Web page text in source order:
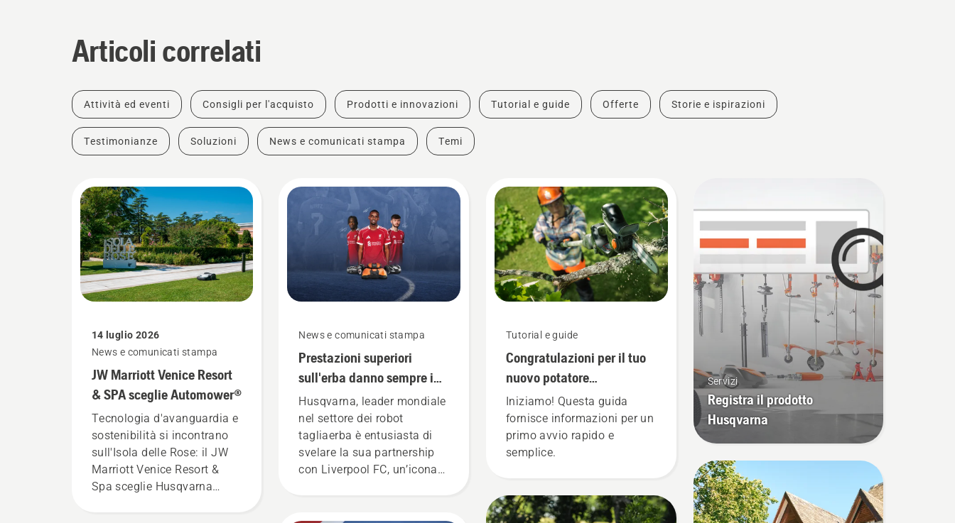
Articoli correlati
Attività ed eventi Consigli per l'acquisto Prodotti e innovazioni Tutorial e guide Offerte Storie e ispirazioni
Testimonianze Soluzioni News e comunicati stampa Temi
14 luglio 2026
News e comunicati stampa
JW Marriott Venice Resort
& SPA sceglie Automower®
Tecnologia d'avanguardia e
sostenibilità si incontrano
sull'Isola delle Rose: il JW
Marriott Venice Resort &
Spa sceglie Husqvarna
News e comunicati stampa
Prestazioni superiori
sull'erba danno sempre i
loro frutti
Husqvarna, leader mondiale
nel settore dei robot
tagliaerba è entusiasta di
svelare la sua partnership
con Liverpool FC, un’icona
Tutorial e guide
Congratulazioni per il tuo
nuovo potatore
Husqvarna Aspire™!
Iniziamo! Questa guida
fornisce informazioni per un
primo avvio rapido e
semplice.
Servizi
Registra il prodotto
Husqvarna